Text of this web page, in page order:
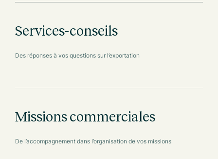
Services-conseils
Des réponses à vos questions sur l’exportation
Missions commerciales
De l’accompagnement dans l’organisation de vos missions